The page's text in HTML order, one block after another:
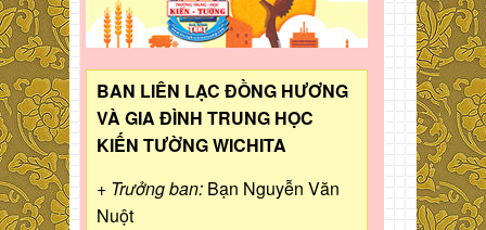
BAN LIÊN LẠC ĐỒNG HƯƠNG
VÀ GIA ĐÌNH TRUNG HỌC
KIẾN TƯỜNG WICHITA
+ Trưởng ban: Bạn Nguyễn Văn
Nuột